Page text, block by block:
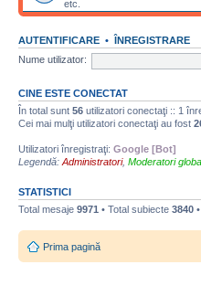
etc.
AUTENTIFICARE • ÎNREGISTRARE
Nume utilizator:
CINE ESTE CONECTAT
În total sunt 56 utilizatori conectaţi :: 1
Cei mai mulţi utilizatori conectaţi au fost
Utilizatori înregistraţi: Google [Bot]
Legendă: Administratori, Moderatori
STATISTICI
Total mesaje 9971 • Total subiecte 3840
Prima pagină